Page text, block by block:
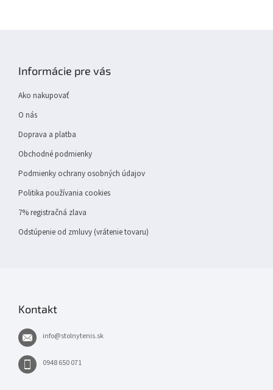
Informácie pre vás
Ako nakupovať
O nás
Doprava a platba
Obchodné podmienky
Podmienky ochrany osobných údajov
Politika používania cookies
7% registračná zlava
Odstúpenie od zmluvy (vrátenie tovaru)
Kontakt
info@stolnytenis.sk
0948 650 071